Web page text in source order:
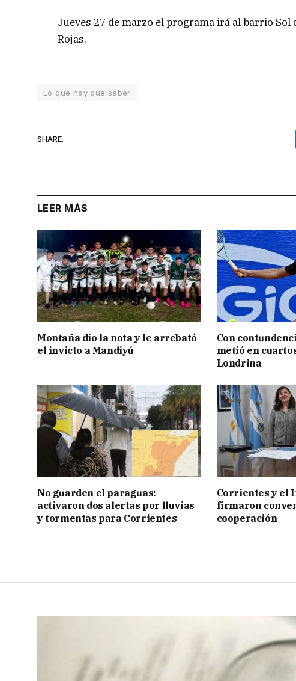
Jueves 27 de marzo el programa irá al barrio Sol
Rojas.
Lo que hay que saber
SHARE.
LEER MÁS
Montaña dio la nota y le arrebató
el invicto a Mandiyú
Con
metió en
Londrina
No guarden el paraguas:
activaron dos alertas por lluvias
y tormentas para Corrientes
Corrientes y el
firmaron
cooperación